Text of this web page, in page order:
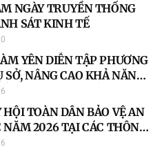
NGÀY TRUYỀN THỐNG
SÁT KINH TẾ
YÊN DIỄN TẬP PHƯƠNG
SỞ, NÂNG CAO KHẢ NĂNG
PHỨC TẠP VỀ AN
HỘI TOÀN DÂN BẢO VỆ AN
NĂM 2026 TẠI CÁC THÔN
RUỒNG, LÙNG VẢNG,